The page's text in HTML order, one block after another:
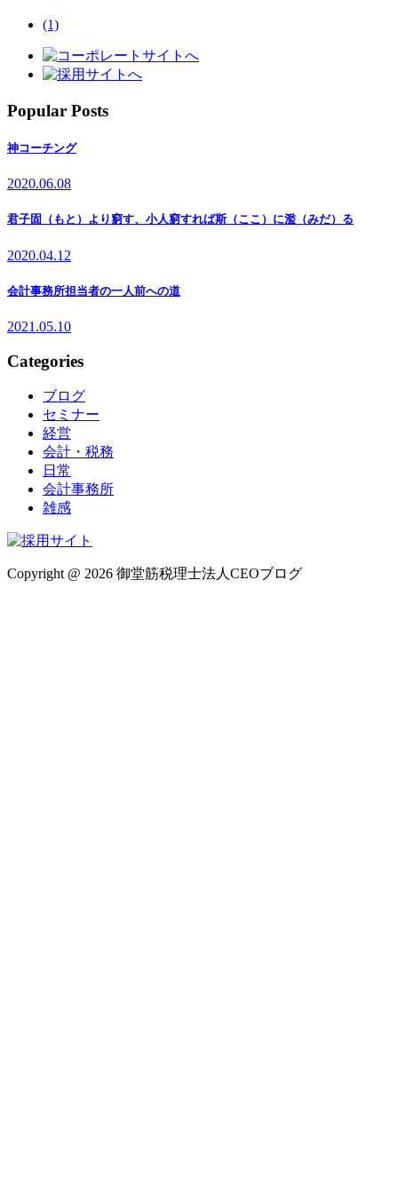
(1)
Popular Posts
神コーチング
2020.06.08
君子固（もと）より窮す、小人窮すれば斯（ここ）に濫（みだ）る
2020.04.12
会計事務所担当者の一人前への道
2021.05.10
Categories
ブログ
セミナー
経営
会計・税務
日常
会計事務所
雑感
Copyright @ 2026 御堂筋税理士法人CEOブログ